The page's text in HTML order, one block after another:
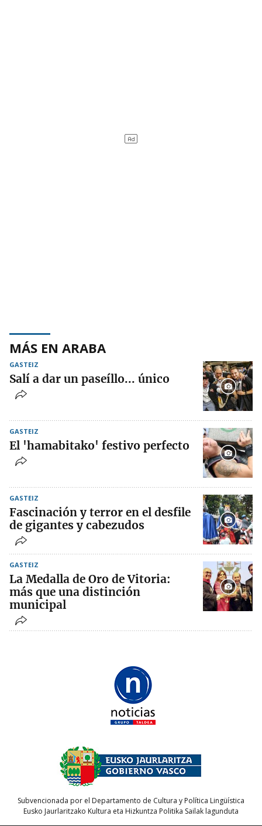
MÁS EN ARABA
GASTEIZ
Salí a dar un paseíllo... único
GASTEIZ
El 'hamabitako' festivo perfecto
GASTEIZ
Fascinación y terror en el desfile
de gigantes y cabezudos
GASTEIZ
La Medalla de Oro de Vitoria:
más que una distinción
municipal
Subvencionada por el Departamento de Cultura y Política Lingüística
Eusko Jaurlaritzako Kultura eta Hizkuntza Politika Sailak lagunduta